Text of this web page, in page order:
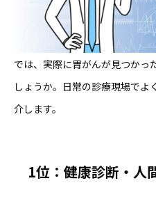
では、実際に胃がんが見つかっ
しょうか。日常の診療現場でよ
介します。
1位：健康診断・人